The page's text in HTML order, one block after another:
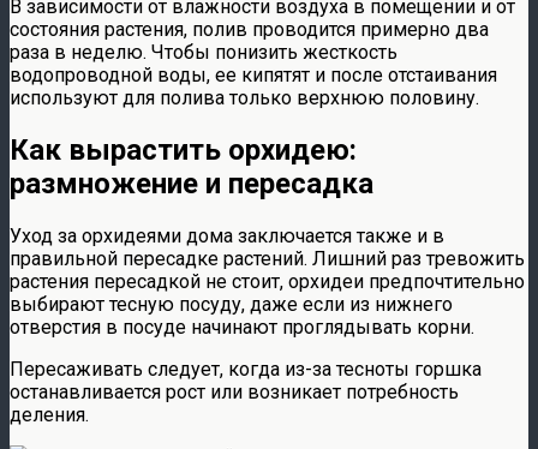
В зависимости от влажности воздуха в помещении и от
состояния растения, полив проводится примерно два
раза в неделю. Чтобы понизить жесткость
водопроводной воды, ее кипятят и после отстаивания
используют для полива только верхнюю половину.
Как вырастить орхидею:
размножение и пересадка
Уход за орхидеями дома заключается также и в
правильной пересадке растений. Лишний раз тревожить
растения пересадкой не стоит, орхидеи предпочтительно
выбирают тесную посуду, даже если из нижнего
отверстия в посуде начинают проглядывать корни.
Пересаживать следует, когда из-за тесноты горшка
останавливается рост или возникает потребность
деления.